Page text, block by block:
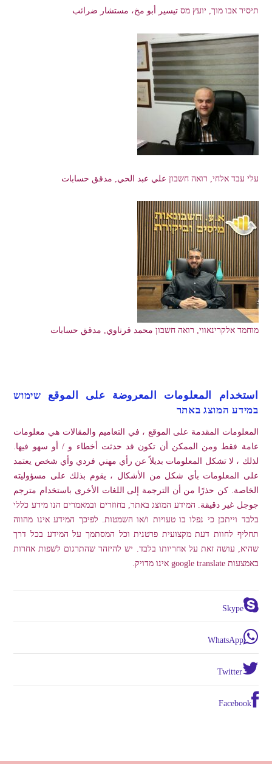
תיסיר אבו מוך, יועץ מס تيسير أبو مخ، مستشار ضرائب
עלי עבד אלחי, רואה חשבון علي عبد الحي, مدقق حسابات
מוחמד אלקרינאווי, רואה חשבון محمد قرناوي, مدقق حسابات
استخدام المعلومات المعروضة على الموقع שימוש
במידע המוצג באתר
المعلومات المقدمة على الموقع ، في التعاميم والمقالات هي معلومات
عامة فقط ومن الممكن أن تكون قد حدثت أخطاء و / أو سهو فيها.
لذلك ، لا تشكل المعلومات بديلاً عن رأي مهني فردي وأي شخص يعتمد
على المعلومات بأي شكل من الأشكال ، يقوم بذلك على مسؤوليته
الخاصة. كن حذرًا من أن الترجمة إلى اللغات الأخرى باستخدام مترجم
جوجل غير دقيقة. המידע המוצג באתר, בחוזרים ובמאמרים הנו מידע כללי
בלבד וייתכן כי נפלו בו טעויות ו/או השמטות. לפיכך המידע אינו מהווה
תחליף לחוות דעת מקצועית פרטנית וכל המסתמך על המידע בכל דרך
שהיא, עושה זאת על אחריותו בלבד. יש להיזהר שהתרגום לשפות אחרות
באמצעות google translate אינו מדויק.
Skype
WhatsApp
Twitter
Facebook